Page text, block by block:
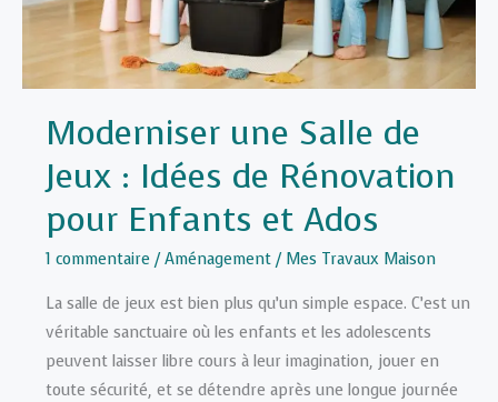
Fonctionnel
Moderniser une Salle de
Jeux : Idées de Rénovation
pour Enfants et Ados
1 commentaire /Aménagement / Mes Travaux Maison
La salle de jeux est bien plus qu’un simple espace. C’est un
véritable sanctuaire où les enfants et les adolescents
peuvent laisser libre cours à leur imagination, jouer en
toute sécurité, et se détendre après une longue journée